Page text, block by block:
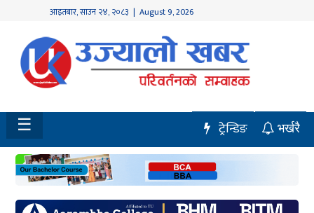
आइतबार,साउन २४, २०८३ | August 9, 2026
होमपेज
नवलपुर
विशेष
मध्य
नेपाल
चितवन
☰ भर्खरै
ट्रेन्डिङ